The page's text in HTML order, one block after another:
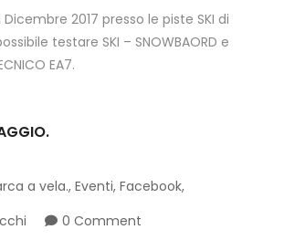
2017 presso le piste SKI di
testare SKI – SNOWBAORD e
EA7.
a vela., Eventi, Facebook,
0 Comment